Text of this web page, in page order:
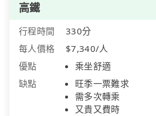
高鐵
行程時間
330分
每人價格
$7,340/人
優點
乘坐舒適
缺點
旺季一票難求
需多次轉乘
又貴又費時